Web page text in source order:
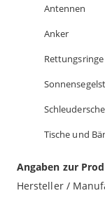
Antennen
Anker
Rettungsringe
Tische und
Angaben zur
Hersteller /